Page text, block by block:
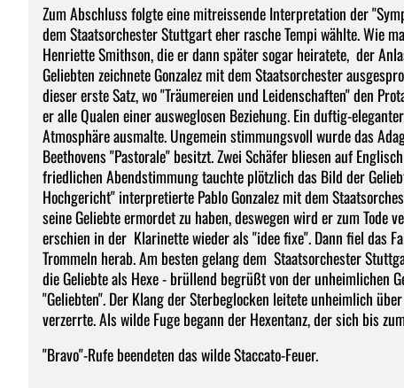
Zum Abschluss folgte eine mitreissende Interpretation der
dem Staatsorchester Stuttgart eher rasche Tempi wählte. Wie
Henriette Smithson, die er dann später sogar heiratete, der
Geliebten zeichnete Gonzalez mit dem Staatsorchester
dieser erste Satz, wo "Träumereien und Leidenschaften" den
er alle Qualen einer ausweglosen Beziehung. Ein duftig-
Atmosphäre ausmalte. Ungemein stimmungsvoll wurde das
Beethovens "Pastorale" besitzt. Zwei Schäfer bliesen auf
friedlichen Abendstimmung tauchte plötzlich das Bild der
Hochgericht" interpretierte Pablo Gonzalez mit dem
seine Geliebte ermordet zu haben, deswegen wird er zum
erschien in der Klarinette wieder als "idee fixe". Dann fiel das
Trommeln herab. Am besten gelang dem Staatsorchester
die Geliebte als Hexe - brüllend begrüßt von der unheimlichen
"Geliebten". Der Klang der Sterbeglocken leitete unheimlich
verzerrte. Als wilde Fuge begann der Hexentanz, der sich bis
"Bravo"-Rufe beendeten das wilde Staccato-Feuer.